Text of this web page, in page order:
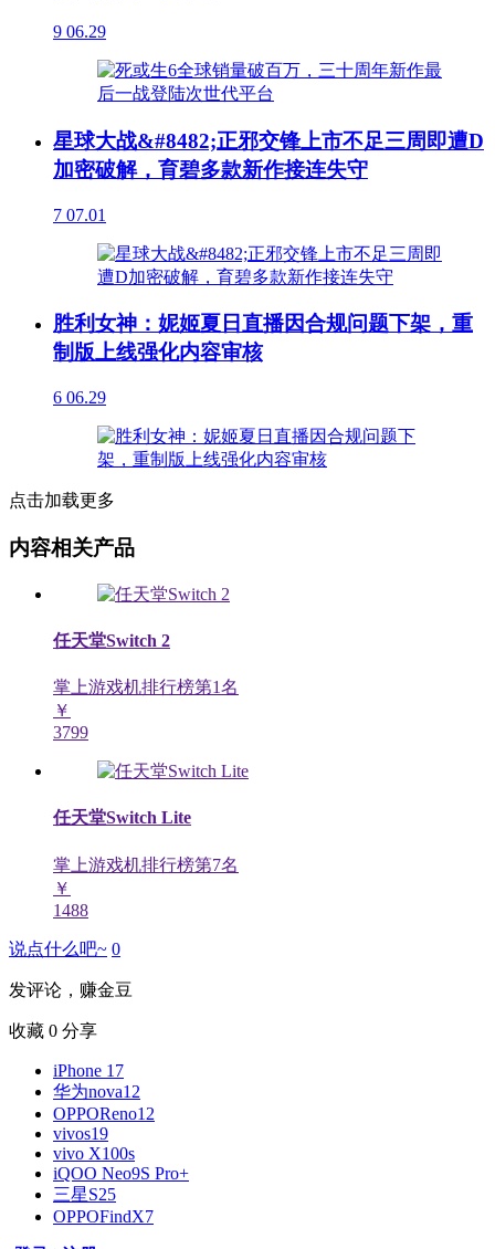
9 06.29
星球大战&#8482;正邪交锋上市不足三周即遭D
加密破解，育碧多款新作接连失守
7 07.01
胜利女神：妮姬夏日直播因合规问题下架，重
制版上线强化内容审核
6 06.29
点击加载更多
内容相关产品
任天堂Switch 2
掌上游戏机排行榜第1名
￥
3799
任天堂Switch Lite
掌上游戏机排行榜第7名
￥
1488
说点什么吧~ 0
发评论，赚金豆
收藏 0 分享
iPhone 17
华为nova12
OPPOReno12
vivos19
vivo X100s
iQOO Neo9S Pro+
三星S25
OPPOFindX7